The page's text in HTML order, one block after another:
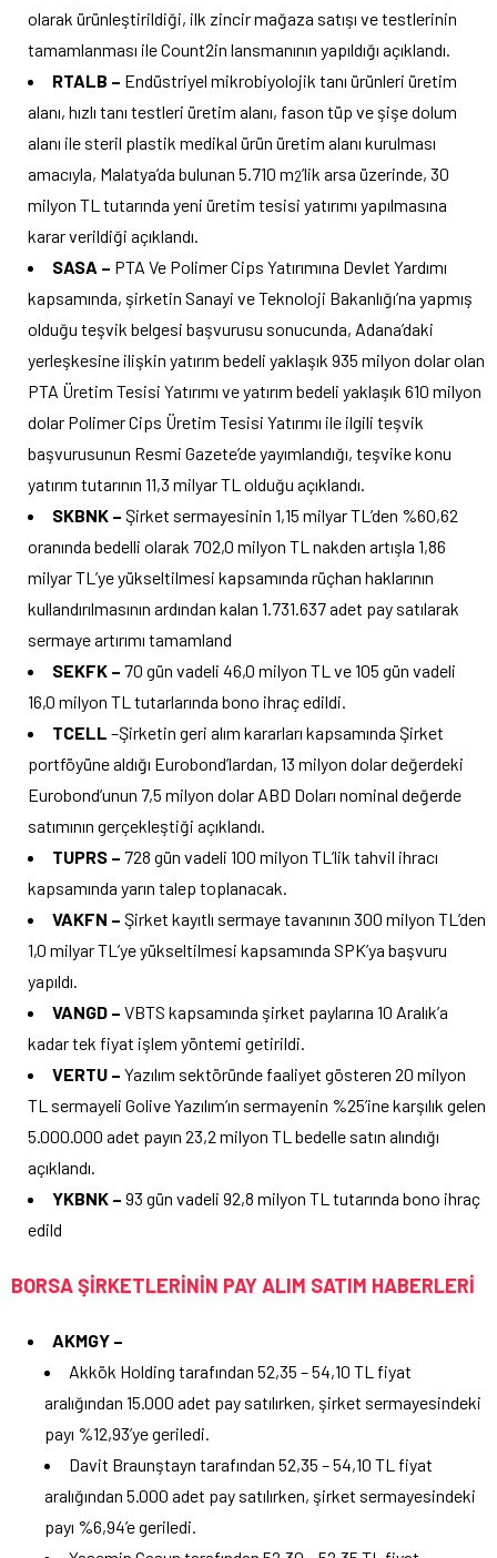
olarak ürünleştirildiği, ilk zincir mağaza satışı ve testlerinin
tamamlanması ile Count2in lansmanının yapıldığı açıklandı.
RTALB – Endüstriyel mikrobiyolojik tanı ürünleri üretim
alanı, hızlı tanı testleri üretim alanı, fason tüp ve şişe dolum
alanı ile steril plastik medikal ürün üretim alanı kurulması
amacıyla, Malatya’da bulunan 5.710 m2’lik arsa üzerinde, 30
milyon TL tutarında yeni üretim tesisi yatırımı yapılmasına
karar verildiği açıklandı.
SASA – PTA Ve Polimer Cips Yatırımına Devlet Yardımı
kapsamında, şirketin Sanayi ve Teknoloji Bakanlığı’na yapmış
olduğu teşvik belgesi başvurusu sonucunda, Adana’daki
yerleşkesine ilişkin yatırım bedeli yaklaşık 935 milyon dolar olan
PTA Üretim Tesisi Yatırımı ve yatırım bedeli yaklaşık 610 milyon
dolar Polimer Cips Üretim Tesisi Yatırımı ile ilgili teşvik
başvurusunun Resmi Gazete’de yayımlandığı, teşvike konu
yatırım tutarının 11,3 milyar TL olduğu açıklandı.
SKBNK – Şirket sermayesinin 1,15 milyar TL’den %60,62
oranında bedelli olarak 702,0 milyon TL nakden artışla 1,86
milyar TL’ye yükseltilmesi kapsamında rüçhan haklarının
kullandırılmasının ardından kalan 1.731.637 adet pay satılarak
sermaye artırımı tamamland
SEKFK – 70 gün vadeli 46,0 milyon TL ve 105 gün vadeli
16,0 milyon TL tutarlarında bono ihraç edildi.
TCELL –Şirketin geri alım kararları kapsamında Şirket
portföyüne aldığı Eurobond’lardan, 13 milyon dolar değerdeki
Eurobond’unun 7,5 milyon dolar ABD Doları nominal değerde
satımının gerçekleştiği açıklandı.
TUPRS – 728 gün vadeli 100 milyon TL’lik tahvil ihracı
kapsamında yarın talep toplanacak.
VAKFN – Şirket kayıtlı sermaye tavanının 300 milyon TL’den
1,0 milyar TL’ye yükseltilmesi kapsamında SPK’ya başvuru
yapıldı.
VANGD – VBTS kapsamında şirket paylarına 10 Aralık’a
kadar tek fiyat işlem yöntemi getirildi.
VERTU – Yazılım sektöründe faaliyet gösteren 20 milyon
TL sermayeli Golive Yazılım’ın sermayenin %25’ine karşılık gelen
5.000.000 adet payın 23,2 milyon TL bedelle satın alındığı
açıklandı.
YKBNK – 93 gün vadeli 92,8 milyon TL tutarında bono ihraç
edild
BORSA ŞİRKETLERİNİN PAY ALIM SATIM HABERLERİ
AKMGY –
Akkök Holding tarafından 52,35 – 54,10 TL fiyat
aralığından 15.000 adet pay satılırken, şirket sermayesindeki
payı %12,93’ye geriledi.
Davit Braunştayn tarafından 52,35 – 54,10 TL fiyat
aralığından 5.000 adet pay satılırken, şirket sermayesindeki
payı %6,94’e geriledi.